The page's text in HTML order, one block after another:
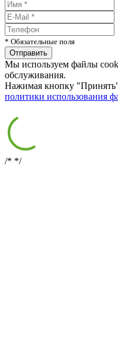
* Обязательные поля
Мы используем файлы
обслуживания.
Нажимая кнопку
политики использования
/* */